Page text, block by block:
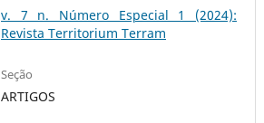
v. 7 n. Número Especial 1 (2024):
Revista Territorium Terram
Seção
ARTIGOS